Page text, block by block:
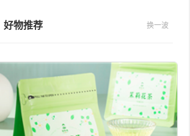
好物推荐 换一波